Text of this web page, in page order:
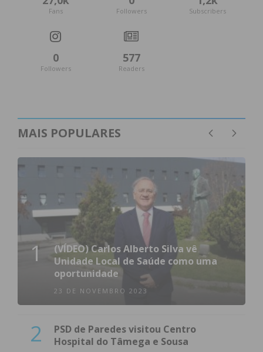
Fans Followers Subscribers
0
Followers
577
Readers
MAIS POPULARES
1
(VÍDEO) Carlos Alberto Silva vê
Unidade Local de Saúde como uma
oportunidade
23 DE NOVEMBRO 2023
2
PSD de Paredes visitou Centro
Hospital do Tâmega e Sousa